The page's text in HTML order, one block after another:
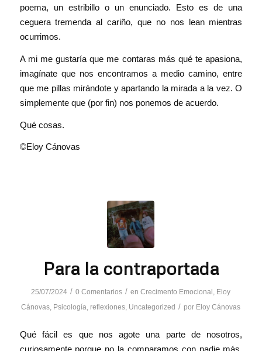
poema, un estribillo o un enunciado. Esto es de una
ceguera tremenda al cariño, que no nos lean mientras
ocurrimos.
A mi me gustaría que me contaras más qué te apasiona,
imagínate que nos encontramos a medio camino, entre
que me pillas mirándote y apartando la mirada a la vez. O
simplemente que (por fin) nos ponemos de acuerdo.
Qué cosas.
©Eloy Cánovas
Para la contraportada
25/07/2024 / 0 Comentarios / enCrecimento Emocional , Eloy
Cánovas, Psicología, reflexiones, Uncategorized / por Eloy Cánovas
Qué fácil es que nos agote una parte de nosotros,
curiosamente porque no la comparamos con nadie más.